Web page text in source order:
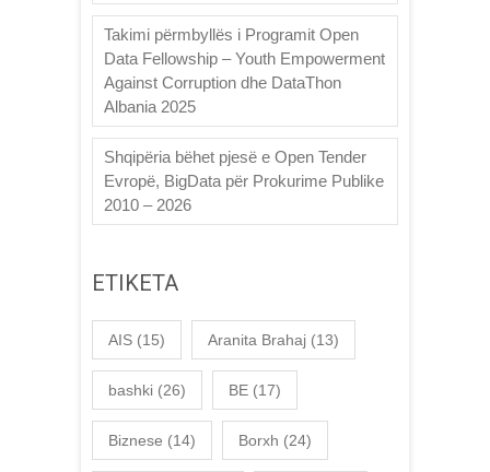
Takimi përmbyllës i Programit Open
Data Fellowship – Youth Empowerment
Against Corruption dhe DataThon
Albania 2025
Shqipëria bëhet pjesë e Open Tender
Evropë, BigData për Prokurime Publike
2010 – 2026
ETIKETA
AIS (15) Aranita Brahaj (13)
bashki (26) BE (17)
Biznese (14) Borxh (24)